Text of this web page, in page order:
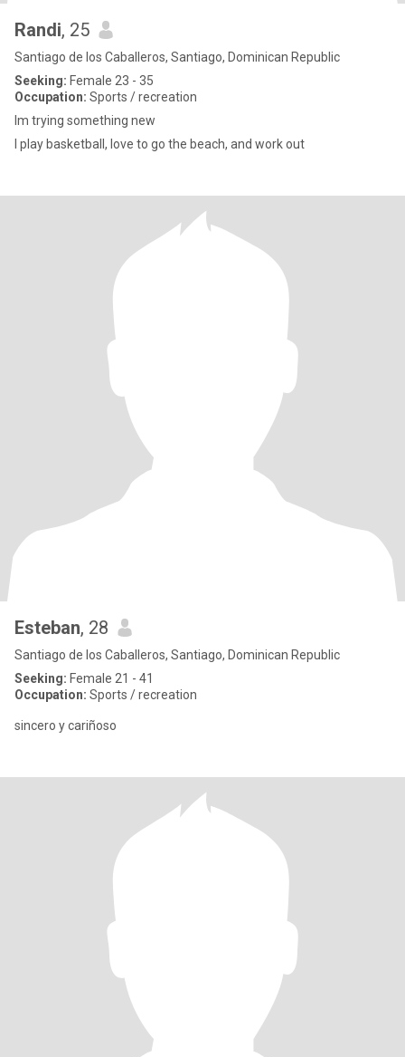
Randi, 25
Santiago de los Caballeros, Santiago, Dominican Republic
Seeking: Female 23 - 35
Occupation: Sports / recreation
Im trying something new
I play basketball, love to go the beach, and work out
Esteban, 28
Santiago de los Caballeros, Santiago, Dominican Republic
Seeking: Female 21 - 41
Occupation: Sports / recreation
sincero y cariñoso